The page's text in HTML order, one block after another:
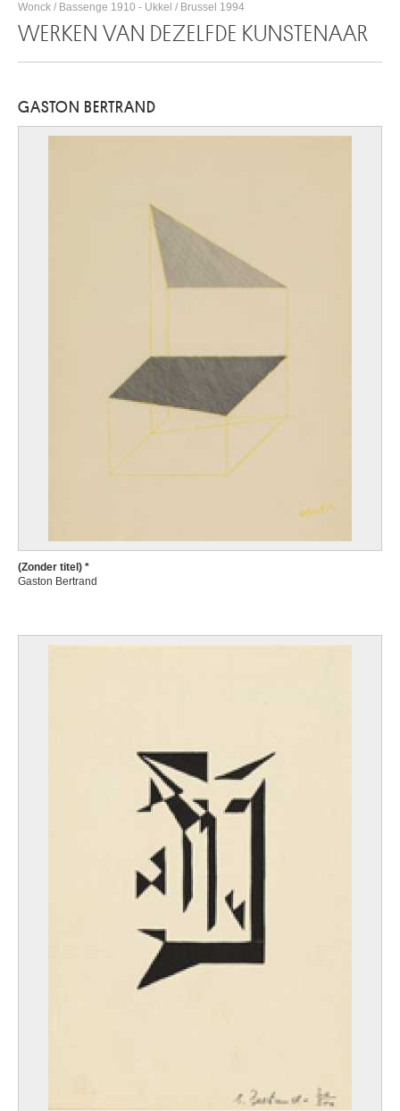
Wonck / Bassenge 1910 - Ukkel / Brussel 1994
WERKEN VAN DEZELFDE KUNSTENAAR
GASTON BERTRAND
(Zonder titel) *
Gaston Bertrand